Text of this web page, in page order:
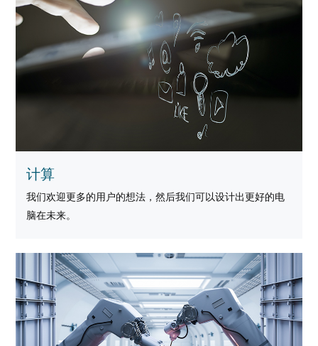
计算
我们欢迎更多的用户的想法，然后我们可以设计出更好的电
脑在未来。